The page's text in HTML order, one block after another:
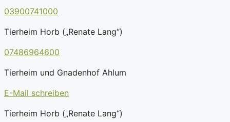
03900741000
Tierheim Horb („Renate Lang“)
07486964600
Tierheim und Gnadenhof Ahlum
E-Mail schreiben
Tierheim Horb („Renate Lang“)